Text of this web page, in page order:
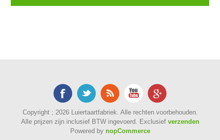
Copyright ; 2026 Luiertaartfabriek. Alle rechten voorbehouden.
Alle prijzen zijn inclusief BTW ingevoerd. Exclusief verzenden
Powered by nopCommerce